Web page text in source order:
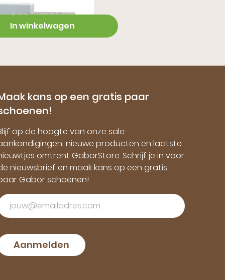
In winkelwagen
kans op een gratis paar
op de hoogte van onze sale-
nieuwe producten en laatste
omtrent GaborStore. Schrijf je in voor
nieuwsbrief en maak kans op een gratis
Gabor schoenen!
Aanmelden